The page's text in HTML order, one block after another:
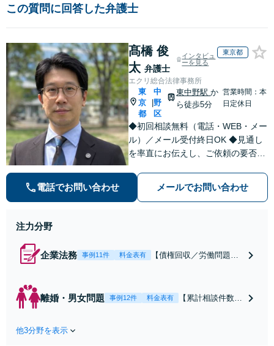
この質問に回答した弁護士
髙橋 俊
太 弁護士
インタビュ
ーを見る
東京都
エクリ総合法律事務所
東
京
都
中
野
区
東中野駅か
ら徒歩5分
営業時間：本
日定休日
◆初回相談無料（電話・WEB・メー
ル）／メール受付終日OK ◆見通し
を率直にお伝えし、ご依頼の要否も
解決まで弁護士本人が一貫してスピ
ーディーに対応いたします。 ◆累計
電話でお問い合わせ メールでお問い合わせ
注力分野
企業法務 事例11件 料金表有
【債権回収／労働問題／
のトラブル・会社内のト
ラブルなど、事後の解決
離婚・男女問題 事例12件 料金表有
【累計相談件数20
他3分野を表示